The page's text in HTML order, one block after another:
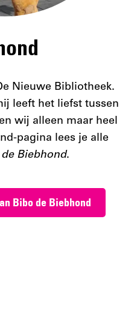
Nieuwe Bibliotheek.
leeft het liefst tussen
wij alleen maar heel
pagina lees je alle
Biebhond.
Bibo de Biebhond